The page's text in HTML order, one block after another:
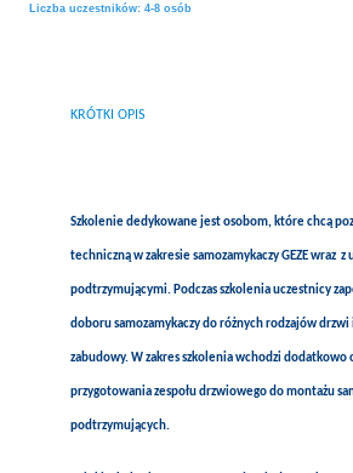
Liczba uczestników: 4-8 osób
KRÓTKI OPIS
Szkolenie dedykowane jest osobom, które chcą
techniczną w zakresie samozamykaczy GEZE wraz z
podtrzymującymi. Podczas szkolenia uczestnicy
doboru samozamykaczy do różnych rodzajów
zabudowy. W zakres szkolenia wchodzi
przygotowania zespołu drzwiowego do montażu
podtrzymujących.